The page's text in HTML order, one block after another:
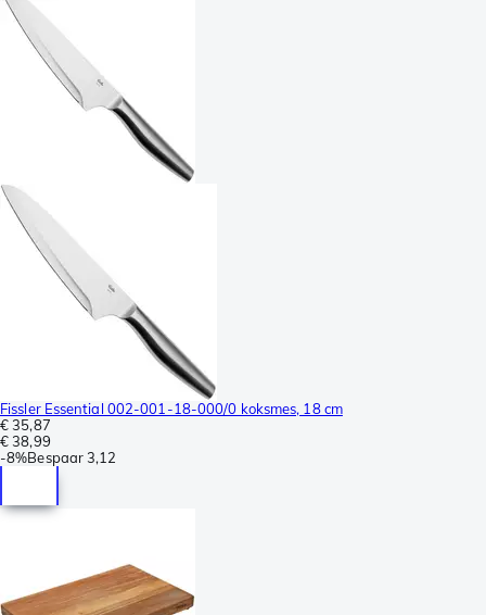
Fissler Essential 002-001-18-000/0 koksmes, 18 cm
€ 35,87
€ 38,99
-8%Bespaar3,12